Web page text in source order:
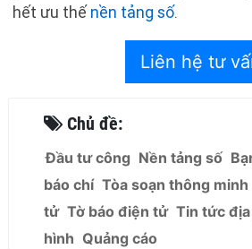
hết ưu thế nền tảng số.
Liên hệ tư
Chủ đề:
Đầu tư công Nền tảng số
báo chí Tòa soạn thông minh
tử Tờ báo điện tử Tin tức
hình Quảng cáo